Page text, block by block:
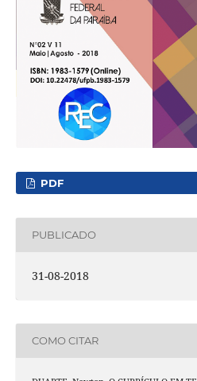
PDF
PUBLICADO
31-08-2018
COMO CITAR